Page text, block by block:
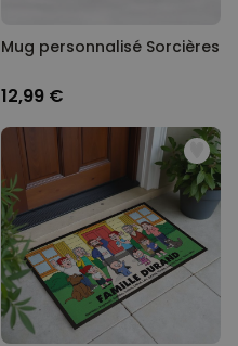
Mug personnalisé Sorcières
12,99 €